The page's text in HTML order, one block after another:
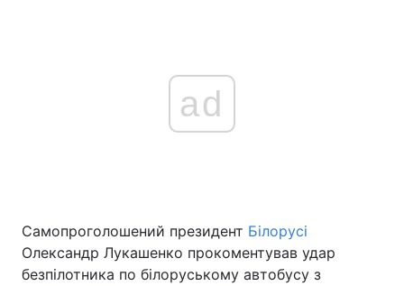
ad
Самопроголошений президент Білорусі
Олександр Лукашенко прокоментував удар
безпілотника по білоруському автобусу з